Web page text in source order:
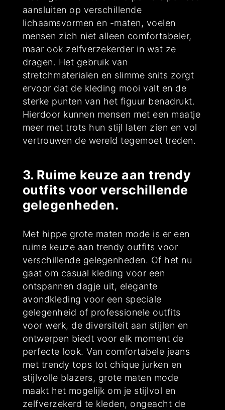
aansluiten op verschillende
lichaamsvormen en -maten, voelen
mensen zich niet alleen comfortabeler,
maar ook zelfverzekerder in wat ze
dragen. Het gebruik van
stretchmaterialen en slimme snits zorgt
ervoor dat de kleding mooi valt en de
sterke punten van het figuur benadrukt.
Hierdoor kunnen mensen met een maatje
meer met trots hun stijl laten zien en vol
vertrouwen de wereld tegemoet treden.
3. Ruime keuze aan trendy
outfits voor verschillende
gelegenheden.
Met hippe grote maten mode is er een
ruime keuze aan trendy outfits voor
verschillende gelegenheden. Of het nu
gaat om casual kleding voor een
ontspannen dagje uit, elegante
avondkleding voor een speciale
gelegenheid of professionele outfits
voor werk, de diversiteit aan stijlen en
ontwerpen biedt voor elk moment de
perfecte look. Van comfortabele jeans
met trendy tops tot chique jurken en
stijlvolle blazers, grote maten mode
maakt het mogelijk om je stijlvol en
zelfverzekerd te kleden, ongeacht de